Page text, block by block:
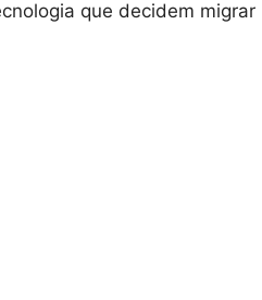
que decidem migrar